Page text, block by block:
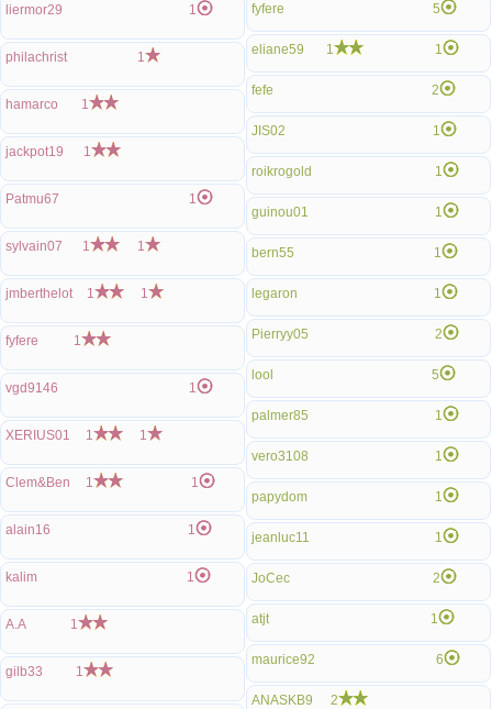
liermor29 1
philachrist 1
hamarco 1
jackpot19 1
Patmu67 1
sylvain07 1 1
jmberthelot 1 1
fyfere 1
vgd9146 1
XERIUS01 1 1
Clem&Ben 1 1
alain16 1
kalim 1
A.A 1
gilb33 1
fyfere 5
eliane59 1 1
fefe 2
JIS02 1
roikrogold 1
guinou01 1
bern55 1
legaron 1
Pierryy05 2
lool 5
palmer85 1
vero3108 1
papydom 1
jeanluc11 1
JoCec 2
atjt 1
maurice92 6
ANASKB9 2